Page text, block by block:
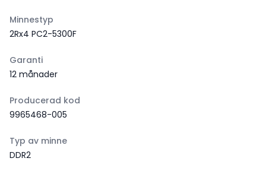
Minnestyp
2Rx4 PC2-5300F
Garanti
12 månader
Producerad kod
9965468-005
Typ av minne
DDR2